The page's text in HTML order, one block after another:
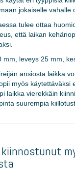
jokaiselle vahalle
tulee ottaa
että laikan
mm, leveys 25 mm,
ansiosta laikka
myös käytettäväksi
laikka vierekkäin
suurempia